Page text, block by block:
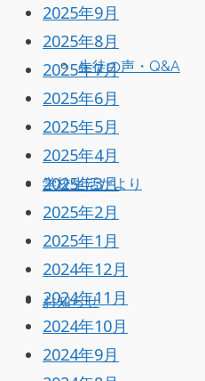
生徒の声・Q&A
学校生活だより
お知らせ
2025年9月
2025年8月
2025年7月
2025年6月
2025年5月
2025年4月
2025年3月
2025年2月
2025年1月
2024年12月
2024年11月
2024年10月
2024年9月